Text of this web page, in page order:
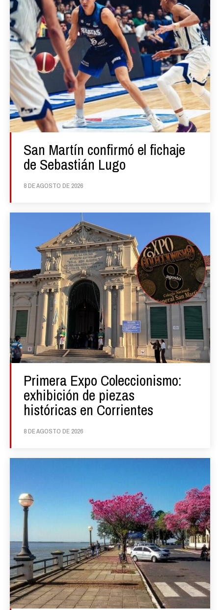
San Martín confirmó el fichaje
de Sebastián Lugo
8 DE AGOSTO DE 2026
Primera Expo Coleccionismo:
exhibición de piezas
históricas en Corrientes
8 DE AGOSTO DE 2026